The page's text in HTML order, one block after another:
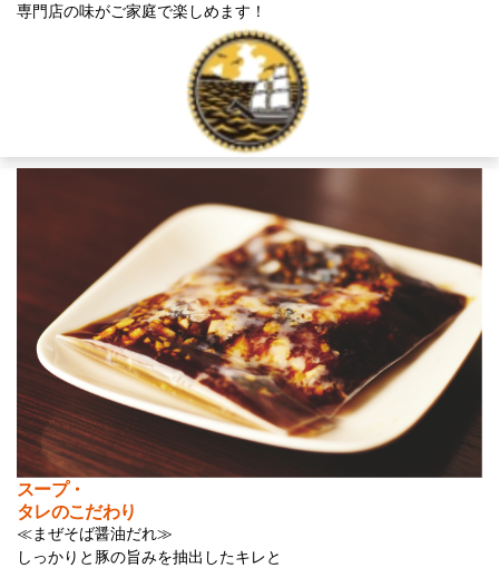
専門店の味がご家庭で楽しめます！
スープ・
タレのこだわり
≪まぜそば醤油だれ≫
しっかりと豚の旨みを抽出したキレと